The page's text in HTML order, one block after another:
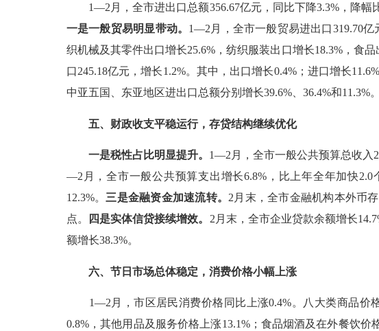
1—2 月，全市进出口总额356.67亿元，同比下降3.3%，降幅
一是一般贸易明显带动。 1—2 月，全市一般贸易进出口319.70亿
织机械及其零件出口增长25.6% ，纺织服装出口增长18.3%，食品
口245.18亿元，增长1.2%。其中，出口增长0.4%；进口增长11.6%
中亚五国、东亚地区进出口总额分别增长39.6%、 36.4%和11.3%。
五、 财政收支平稳运行，存贷结构继续优化
一是税性占比明显提升。 1—2月，全市一般公共预算总收入
—2月，全市一般公共预算支出增长6.8% ，比上年全年加快2.0
12.3%。三是金融资金加速流转。2月末，全市金融机构本外币
点。
四是实体信贷接续增效。 2月末，全市企业贷款余额增长
额增长38.3%。
六、节日 市场总体稳定， 消费价格小幅上涨
1—2月，市区居民消费价格同比上涨0.4%。八大类商品价
0.8%，其他用品及服务价格上涨13.1%；食品烟酒及在外餐饮价